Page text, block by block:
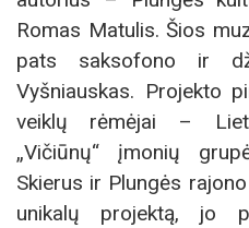
Romas Matulis. Šios
pats saksofono ir
Vyšniauskas. Projekto
veiklų rėmėjai –
„Vičiūnų“ įmonių
Skierus ir Plungės
unikalų projektą, jo